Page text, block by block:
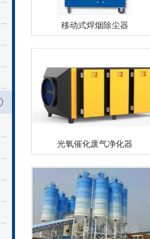
移动式焊烟除尘器
光氧催化废气净化器